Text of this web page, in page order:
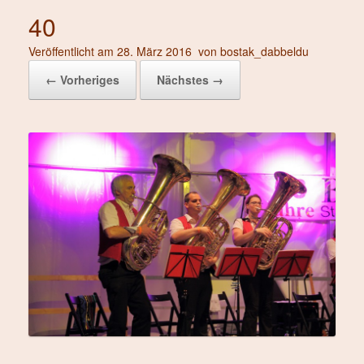
40
Veröffentlicht am 28. März 2016 von bostak_dabbeldu
← Vorheriges
Nächstes →